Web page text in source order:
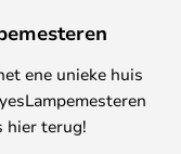
ene unieke huis
hier terug!